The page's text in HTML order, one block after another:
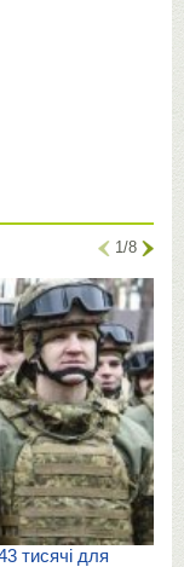
1/8
тисячі для